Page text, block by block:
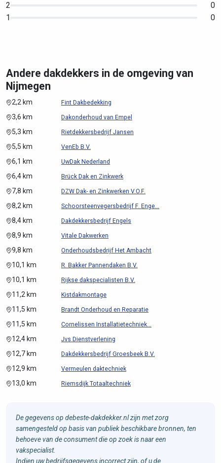
2
0
1
0
Andere dakdekkers in de omgeving van
Nijmegen
2,2 km Fint Dakbedekking
3,6 km Dakonderhoud van Empel
5,3 km Rietdekkersbedrijf Jansen
5,5 km VenEb B.V.
6,1 km UwDak Nederland
6,4 km Brück Dak en Zinkwerk
7,8 km DZW Dak- en Zinkwerken V.O.F.
8,2 km Schoorsteenvegersbedrijf F. Enge...
8,4 km Dakdekkersbedrijf Engels
8,9 km Vitale Dakwerken
9,8 km Onderhoudsbedrijf Het Ambacht
10,1 km R. Bakker Pannendaken B.V.
10,1 km Rijkse dakspecialisten B.V.
11,2 km Kistdakmontage
11,5 km Brandt Onderhoud en Reparatie
11,5 km Cornelissen Installatietechniek...
12,4 km Jvs Dienstverlening
12,7 km Dakdekkersbedrijf Groesbeek B.V.
12,9 km Vermeulen daktechniek
13,0 km Riemsdijk Totaaltechniek
De gegevens op debeste-dakdekker.nl zijn met zorg
samengesteld op basis van publiek beschikbare bronnen, ten
behoeve van de consument die op zoek is naar een
vakspecialist.
Indien uw bedrijfsgegevens incorrect zijn, of u de